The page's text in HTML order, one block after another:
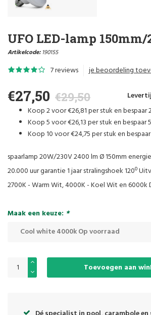
UFO LED-lamp
Artikelcode:190155
7 reviews je beoordeling
€27,50 €29,50
Koop2voor€26,81per stuk en bespaar
Koop5voor€26,13per stuk en bespaar
Koop10voor€24,75per stuk en bespaar
spaarlamp 20W/230V 2400 lm Ø 150mm
20.000 uur garantie 1 jaar stralingshoek 120º
2700K - Warm Wit, 4000K - Koel Wit en 6000k
Maak een keuze: *
Cool white 4000k Op voorraad
Toevoegen aan